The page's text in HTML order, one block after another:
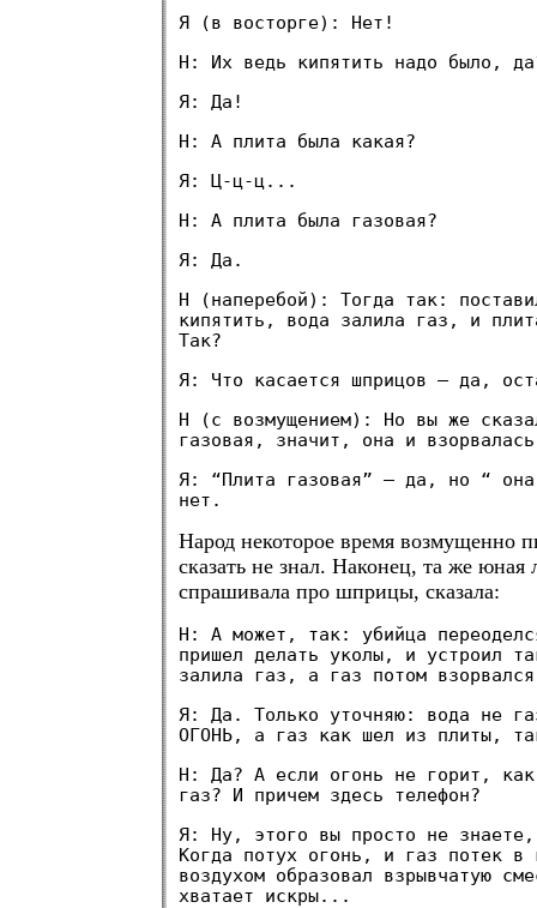
Я (в восторге): Нет!
Н: Их ведь кипятить надо было,
Я: Да!
Н: А плита была какая?
Я: Ц-ц-ц...
Н: А плита была газовая?
Я: Да.
Н (наперебой): Тогда так:
кипятить, вода залила газ, и
Так?
Я: Что касается шприцов — да,
Н (с возмущением): Но вы же
газовая, значит, она и
Я: “Плита газовая” — да, но “ она
нет.
Народ некоторое время возмущенно
сказать не знал. Наконец, та же юная
спрашивала про шприцы, сказала:
Н: А может, так: убийца
пришел делать уколы, и устроил
залила газ, а газ потом
Я: Да. Только уточняю: вода не
ОГОНЬ, а газ как шел из плиты,
Н: Да? А если огонь не горит, как
газ? И причем здесь телефон?
Я: Ну, этого вы просто не
Когда потух огонь, и газ потек в
воздухом образовал взрывчатую
хватает искры...